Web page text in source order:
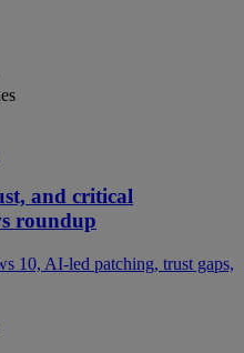
and critical
roundup
10, AI-led patching, trust gaps,